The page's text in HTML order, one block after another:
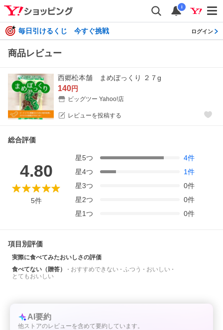
i
毎日引けるくじ 今すぐ挑戦 ログイン
商品レビュー
西郷松本舗 まめぼっくり ２７g
140円
ビッグツー Yahoo!店
レビューを投稿する
総合評価
4.80
5件
星5つ 4件
星4つ 1件
星3つ 0件
星2つ 0件
星1つ 0件
項目別評価
実際に食べてみたおいしさの評価
食べてない（贈答）
おすすめできない ふつう
おいしい
とてもおいしい
AI要約
他ストアのレビューを含めて要約しています。